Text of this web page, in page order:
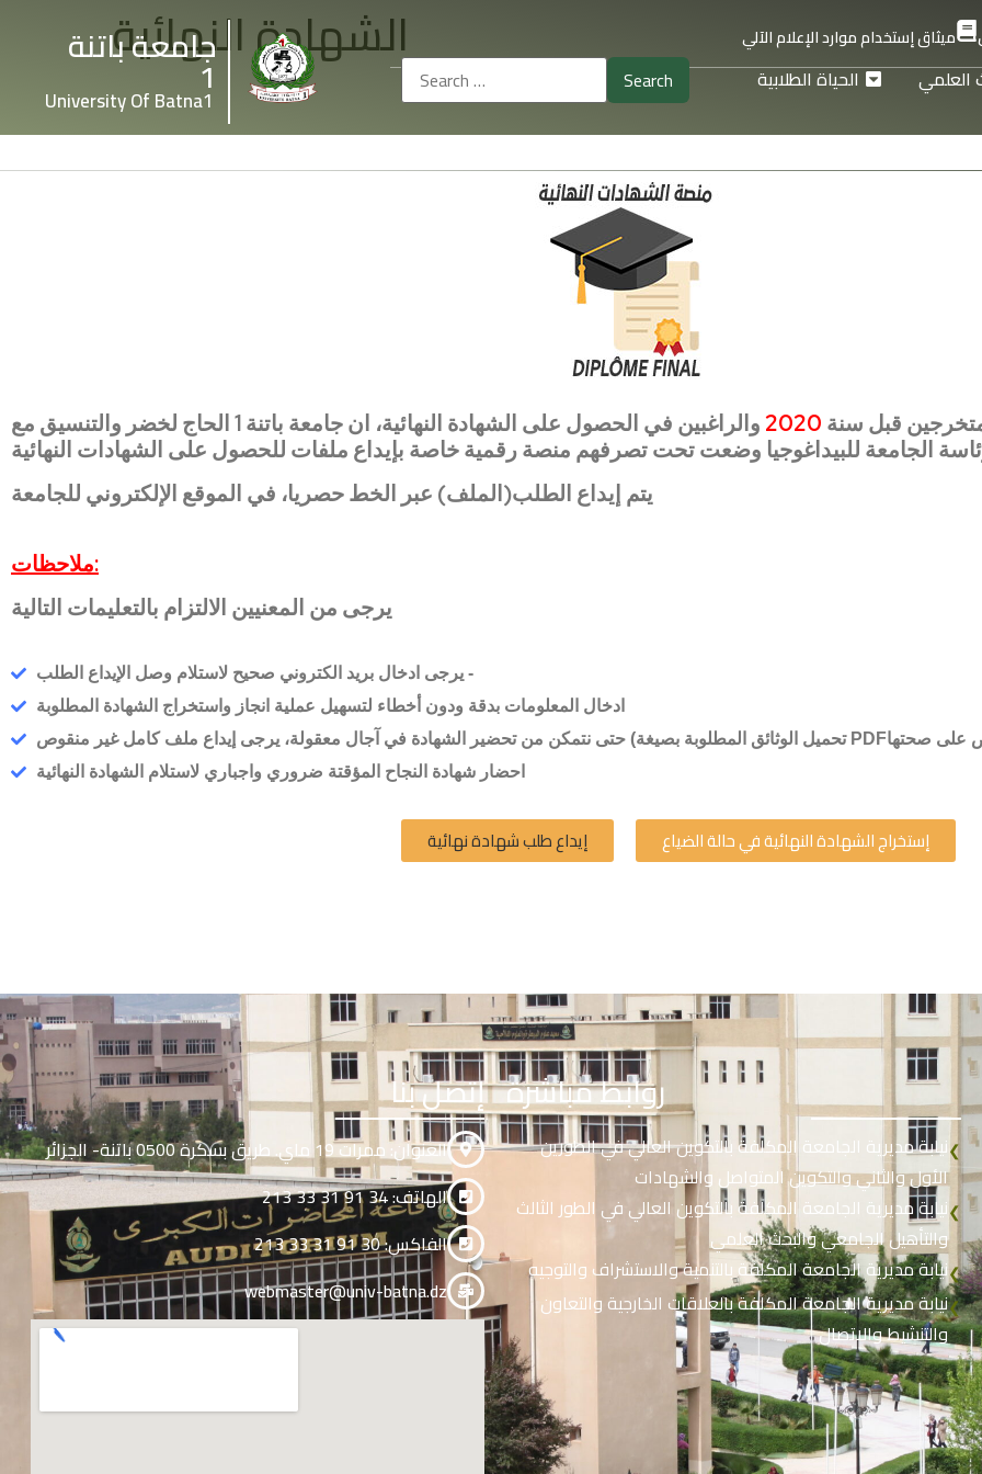
ميثاق إستخدام موارد الإعلام الآلي
الحياة الطلابية العلمي
جامعة باتنة
1
University Of Batna1
الشهادة النهائية
قبل سنة 2020
والراغبين في الحصول على الشهادة النهائية، ان جامعة باتنة 1 الحاج لخضر والتنسيق مع
يتم إيداع الطلب(الملف) عبر الخط حصريا، في الموقع الإلكتروني للجامعة
ملاحظات:
يرجى من المعنيين الالتزام بالتعليمات التالية
يرجى ادخال بريد الكتروني صحيح لاستلام وصل الإيداع الطلب -
ادخال المعلومات بدقة ودون أخطاء لتسهيل عملية انجاز واستخراج الشهادة المطلوبة
احضار شهادة النجاح المؤقتة ضروري واجباري لاستلام الشهادة النهائية
إيداع طلب شهادة نهائية إستخراج الشهادة النهائية في حالة الضياع
روابط مباشرة
❮نيابة مديرية الجامعة المكلفة بالتكوين العالي في الطورين
الأول والثاني والتكوين المتواصل والشهادات
❮نيابة مديرية الجامعة المكلفة بالتكوين العالي في الطور الثالث
والتأهيل الجامعي والبحث العلمي
❮نيابة مديرية الجامعة المكلفة بالتنمية والاستشراف والتوجيه
❮نيابة مديرية الجامعة المكلفة بالعلاقات الخارجية والتعاون
والتنشيط والاتصال
إتصل بنا
العنوان: ممرات 19 ماي. طريق بسكرة 0500 باتنة- الجزائر
الهاتف: 34 91 31 33 213
الفاكس: 30 91 31 33 213
webmaster@univ-batna.dz